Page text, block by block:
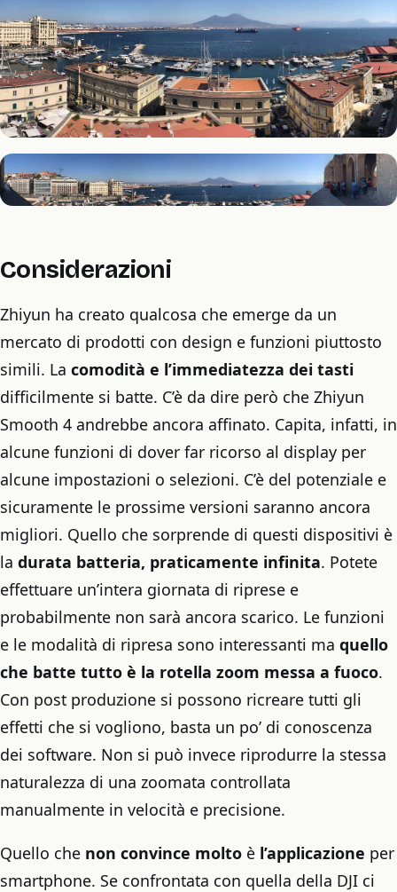
Considerazioni
Zhiyun ha creato qualcosa che emerge da un
mercato di prodotti con design e funzioni piuttosto
simili. La comodità e l’immediatezza dei tasti
difficilmente si batte. C’è da dire però che Zhiyun
Smooth 4 andrebbe ancora affinato. Capita, infatti, in
alcune funzioni di dover far ricorso al display per
alcune impostazioni o selezioni. C’è del potenziale e
sicuramente le prossime versioni saranno ancora
migliori. Quello che sorprende di questi dispositivi è
la durata batteria, praticamente infinita. Potete
effettuare un’intera giornata di riprese e
probabilmente non sarà ancora scarico. Le funzioni
e le modalità di ripresa sono interessanti ma quello
che batte tutto è la rotella zoom messa a fuoco.
Con post produzione si possono ricreare tutti gli
effetti che si vogliono, basta un po’ di conoscenza
dei software. Non si può invece riprodurre la stessa
naturalezza di una zoomata controllata
manualmente in velocità e precisione.
Quello che non convince molto è l’applicazione per
smartphone. Se confrontata con quella della DJI ci